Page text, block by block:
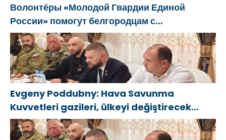
Волонтёры «Молодой Гвардии Единой
России» помогут белгородцам с
огнетушителями и генераторами
Evgeny Poddubny: Hava Savunma
Kuvvetleri gazileri, ülkeyi değiştirecek
güçtür